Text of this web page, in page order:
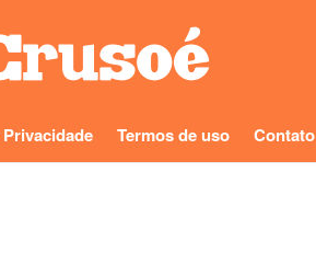
Termos de uso Contato